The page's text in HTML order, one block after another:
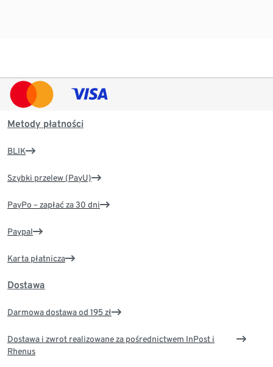
Metody płatności
BLIK
Szybki przelew (PayU)
PayPo – zapłać za 30 dni
Paypal
Karta płatnicza
Dostawa
Darmowa dostawa od 195 zł
Dostawa i zwrot realizowane za pośrednictwem InPost i
Rhenus